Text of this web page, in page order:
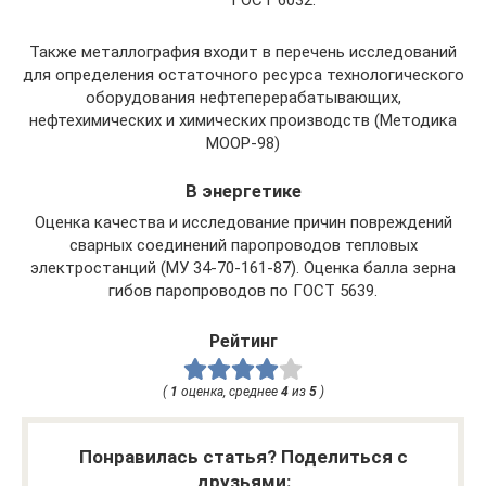
Также металлография входит в перечень исследований
для определения остаточного ресурса технологического
оборудования нефтеперерабатывающих,
нефтехимических и химических производств (Методика
МООР-98)
В энергетике
Оценка качества и исследование причин повреждений
сварных соединений паропроводов тепловых
электростанций (МУ 34-70-161-87). Оценка балла зерна
гибов паропроводов по ГОСТ 5639.
Рейтинг
( 1 оценка, среднее 4из 5)
Понравилась статья? Поделиться с